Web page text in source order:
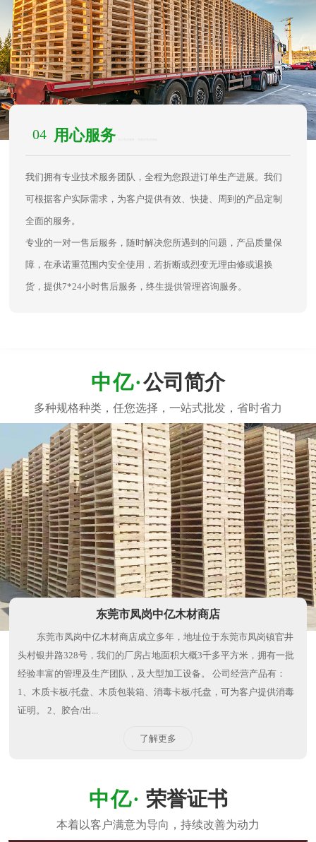
04 用心服务
我们拥有专业技术服务团队，全程为您跟进订单生产进展。我们
可根据客户实际需求，为客户提供有效、快捷、周到的产品定制
全面的服务。
专业的一对一售后服务，随时解决您所遇到的问题，产品质量保
障，在承诺重范围内安全使用，若折断或烈变无理由修或退换
货，提供7*24小时售后服务，终生提供管理咨询服务。
公司简介
东莞市凤岗中亿木材商店
东莞市凤岗中亿木材商店成立多年，地址位于东莞市凤岗镇官井
头村银井路328号，我们的厂房占地面积大概3千多平方米，拥有一批
经验丰富的管理及生产团队，及大型加工设备。 公司经营产品有：
1、木质卡板/托盘、木质包装箱、消毒卡板/托盘，可为客户提供消毒
证明。 2、胶合/出...
了解更多
荣誉证书